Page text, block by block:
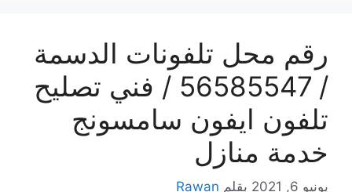
رقم محل تلفونات الدسمة
/ 56585547 / فني تصليح
تلفون ايفون سامسونج
خدمة منازل
يونيو 6, 2021 بقلم Rawan